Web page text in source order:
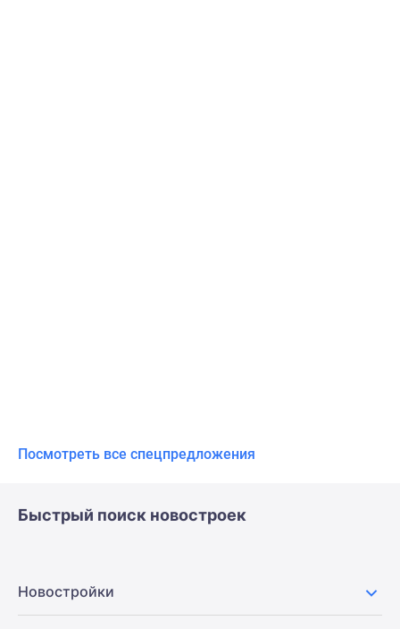
Посмотреть все спецпредложения
Быстрый поиск новостроек
Новостройки